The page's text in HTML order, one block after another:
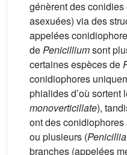
génèrent des
asexuées) via des
appelées
dePenicilliumsont
certaines espèces de
conidiophores
phialides d’où sortent
monoverticillate),
ont des
ou plusieurs (
branches (appelées